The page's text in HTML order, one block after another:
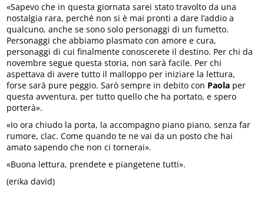
«Sapevo che in questa giornata sarei stato travolto da una
nostalgia rara, perché non si è mai pronti a dare l’addio a
qualcuno, anche se sono solo personaggi di un fumetto.
Personaggi che abbiamo plasmato con amore e cura,
personaggi di cui finalmente conoscerete il destino. Per chi da
novembre segue questa storia, non sarà facile. Per chi
aspettava di avere tutto il malloppo per iniziare la lettura,
forse sarà pure peggio. Sarò sempre in debito con Paola per
questa avventura, per tutto quello che ha portato, e spero
porterà».
«Io ora chiudo la porta, la accompagno piano piano, senza far
rumore, clac. Come quando te ne vai da un posto che hai
amato sapendo che non ci tornerai».
«Buona lettura, prendete e piangetene tutti».
(erika david)